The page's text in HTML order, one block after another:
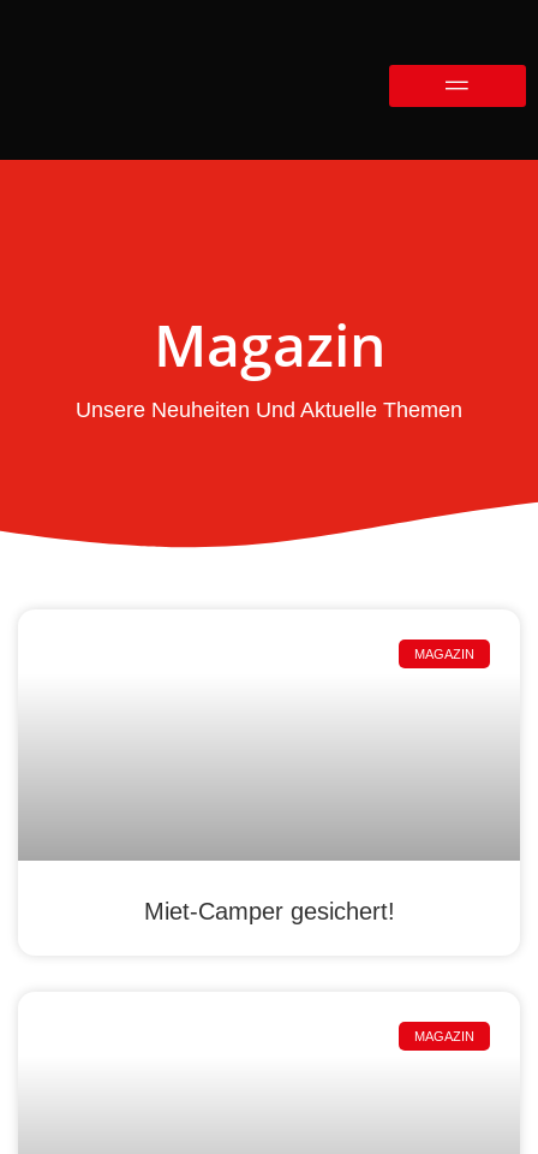
Magazin
Unsere Neuheiten Und Aktuelle Themen
MAGAZIN
Miet-Camper gesichert!
MAGAZIN